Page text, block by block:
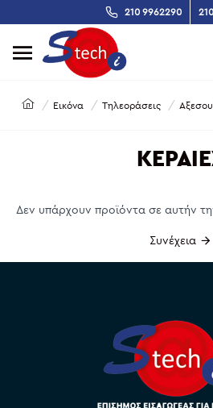
210 9962290
Εικόνα Τηλεοράσεις
Δεν υπάρχουν προϊόντα σε αυτήν
Συνέχεια